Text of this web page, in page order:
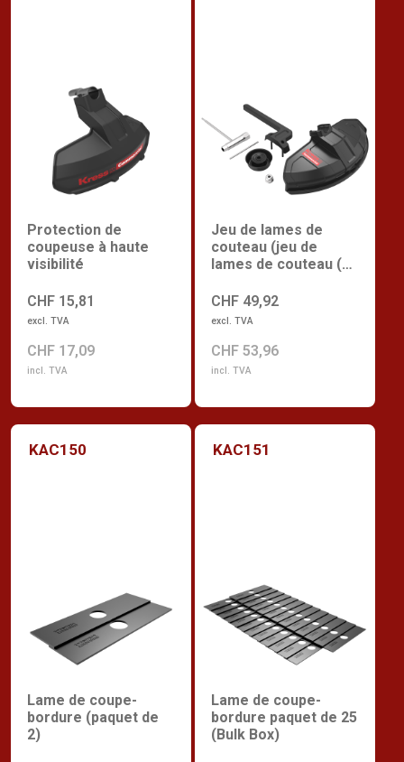
Protection de
coupeuse à haute
visibilité
CHF 15,81
excl. TVA
CHF 17,09
incl. TVA
Jeu de lames de
couteau (jeu de
lames de couteau (kit
protecteur de coupe
polyvalent, poignée
CHF 49,92
excl. TVA
CHF 53,96
incl. TVA
KAC150
Lame de coupe-
bordure (paquet de
2)
KAC151
Lame de coupe-
bordure paquet de 25
(Bulk Box)